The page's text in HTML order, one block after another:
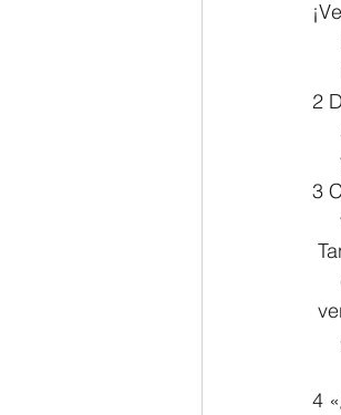
Hebrews/
2 John/2 Juan
2
3
4